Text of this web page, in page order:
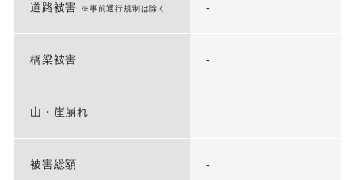
道路被害 ※事前通行規制は除く -
橋梁被害 -
山・崖崩れ -
被害総額 -